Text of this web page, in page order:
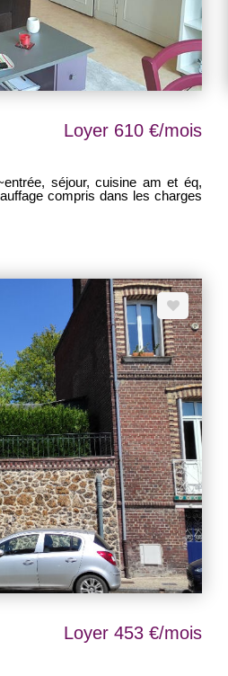
Loyer 610 €/mois
séjour, cuisine am et éq,
compris dans les charges
Loyer 453 €/mois